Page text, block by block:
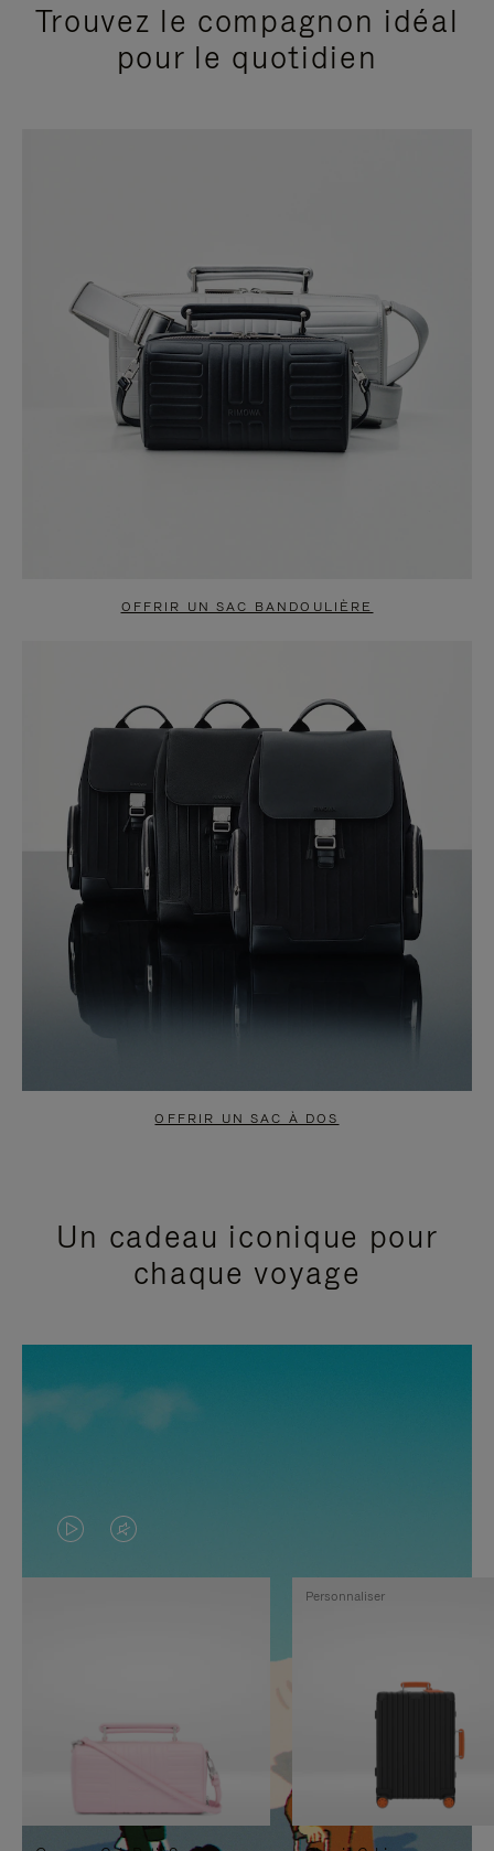
Trouvez le compagnon idéal
pour le quotidien
OFFRIR UN SAC BANDOULIÈRE
OFFRIR UN SAC À DOS
Un cadeau iconique pour
chaque voyage
LA
VIDÉO
PAUSE,
APPUYEZ
SUR
LE
SON
DÉSACTIVÉ.
VEUILLEZ
Personnaliser